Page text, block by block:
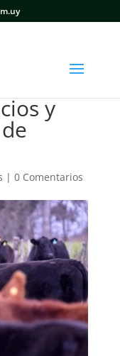
y
| 0 Comentarios